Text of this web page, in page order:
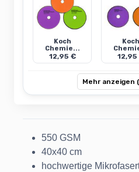
Koch
Chemie...
12,95 €
Koch
12,95
Mehr anzeigen
550 GSM
40x40 cm
hochwertige